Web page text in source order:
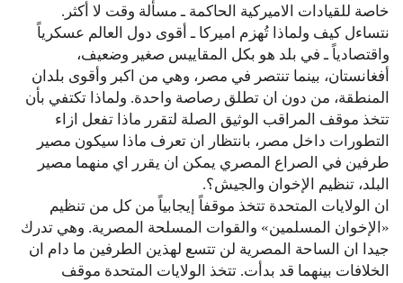
خاصة للقيادات الاميركية الحاكمة ـ مسألة وقت لا أكثر.
نتساءل كيف ولماذا تُهزم اميركا ـ أقوى دول العالم عسكرياً
واقتصادياً ـ في بلد هو بكل المقاييس صغير وضعيف،
أفغانستان، بينما تنتصر في مصر، وهي من اكبر وأقوى بلدان
المنطقة، من دون ان تطلق رصاصة واحدة. ولماذا تكتفي بأن
تتخذ موقف المراقب الوثيق الصلة لتقرر ماذا تفعل ازاء
التطورات داخل مصر، بانتظار ان تعرف ماذا سيكون مصير
طرفين في الصراع المصري يمكن ان يقرر اي منهما مصير
البلد، تنظيم الإخوان والجيش؟.
ان الولايات المتحدة تتخذ موقفاً إيجابياً من كل من تنظيم
«الإخوان المسلمين» والقوات المسلحة المصرية. وهي تدرك
جيدا ان الساحة المصرية لن تتسع لهذين الطرفين ما دام ان
الخلافات بينهما قد بدأت. تتخذ الولايات المتحدة موقف